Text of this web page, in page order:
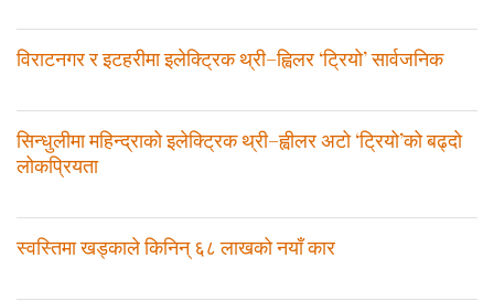
विराटनगर र इटहरीमा इलेक्ट्रिक थ्री–ह्विलर ‘ट्रियो’ सार्वजनिक
सिन्धुलीमा महिन्द्राको इलेक्ट्रिक थ्री–ह्वीलर अटो ‘ट्रियो’को बढ्दो
लोकप्रियता
स्वस्तिमा खड्काले किनिन् ६८ लाखको नयाँ कार